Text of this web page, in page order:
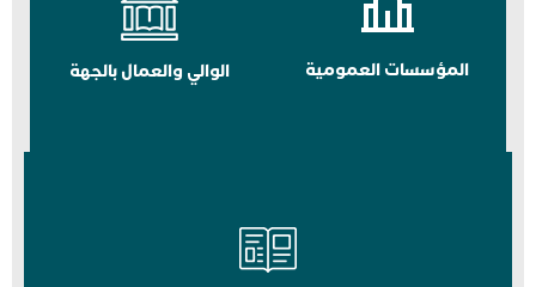
المؤسسات العمومية الوالي والعمال بالجهة